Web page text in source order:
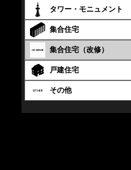
タワー・モニュメント
集合住宅
集合住宅（改修）
戸建住宅
その他